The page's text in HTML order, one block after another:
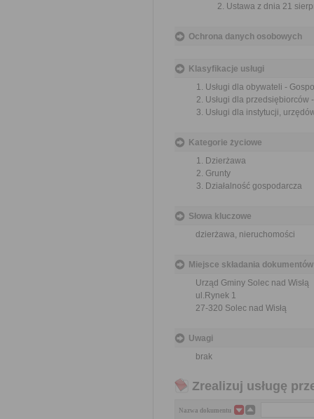
Ustawa z dnia 21
Ochrona danych osobowych
Klasyfikacje usługi
Usługi dla obywateli -
Usługi dla
Usługi dla instytucji,
Kategorie życiowe
Dzierżawa
Grunty
Działalność gospodarcza
Słowa kluczowe
dzierżawa, nieruchomości
Miejsce składania dokumentów
Urząd Gminy Solec nad Wisłą
ul.Rynek 1
27-320 Solec nad Wisłą
Uwagi
brak
Zrealizuj usługę
Nazwa dokumentu